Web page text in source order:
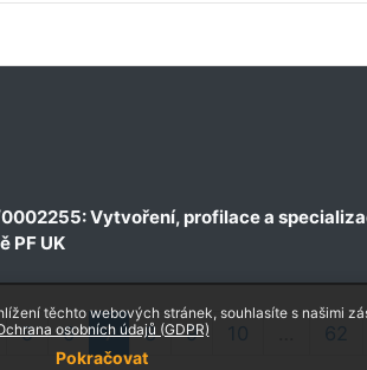
těchto webových stránek, souhlasíte s našimi
osobních údajů (GDPR)
Pokračovat
3 4
5Stránka 5
6Stránka 6
7Stránka 7
8Stránka 8
9Stránka 9
10 Stránka 10
62
Vytvoření, profilace a
PF UK